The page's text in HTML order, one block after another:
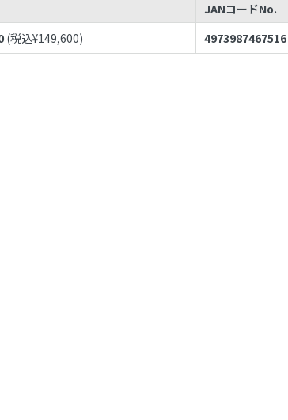
JANコードNo.
(税込¥149,600) 4973987467516